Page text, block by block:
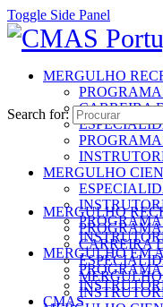
Toggle Side Panel
MERGULHO
CARREIRA
MERGULHO
MERGULHO EM
CMAS
Search for:
MERGULHO
CARREIRA